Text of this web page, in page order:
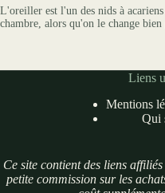
L'oreiller est l'un des nids à
chambre, alors qu'on le change
Liens
Mentions
Qui
Ce site contient des liens
petite commission sur les